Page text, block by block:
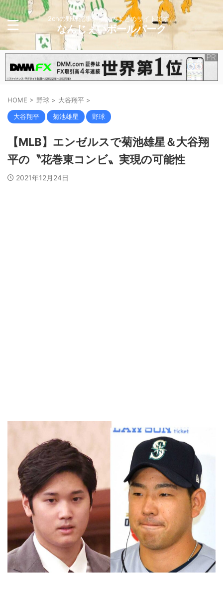
2chの野球記事メインのまとめサイトです。
なんじぇいボールパーク
HOME > 野球 > 大谷翔平 >
大谷翔平 菊池雄星 野球
【MLB】エンゼルスで菊池雄星＆大谷翔
平の〝花巻東コンビ〟実現の可能性
2021年12月24日